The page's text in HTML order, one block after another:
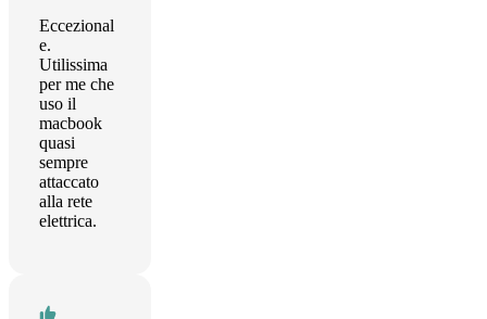
Eccezional
e.
Utilissima
per me che
uso il
macbook
quasi
sempre
attaccato
alla rete
elettrica.